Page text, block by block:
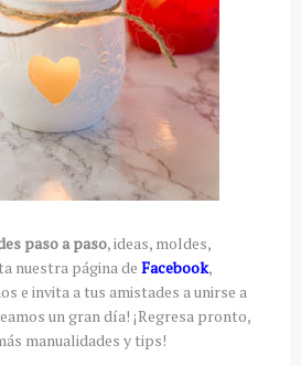
paso a paso, ideas, moldes,
nuestra página de Facebook,
e invita a tus amistades a unirse a
un gran día! ¡Regresa pronto,
manualidades y tips!